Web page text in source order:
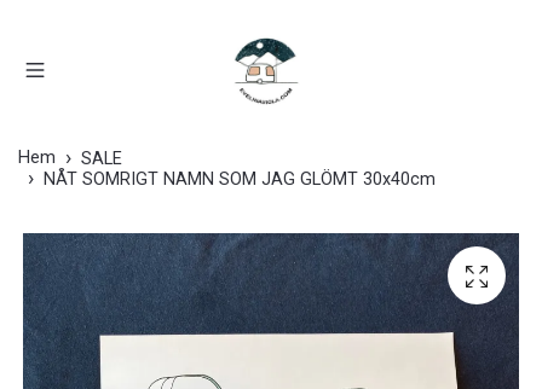
Hem
SALE
NÅT SOMRIGT NAMN SOM JAG GLÖMT 30x40cm